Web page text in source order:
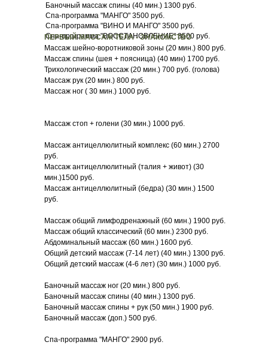
Баночный массаж спины (40 мин.) 1300 руб.
Спа-программа "МАНГО" 3500 руб.
Спа-программа "ВИНО И МАНГО" 3500 руб.
Спа-программа "ВОССТАНОВЛЕНИЕ" 3500 руб.
ПЕРВЫЙ МАССАЖ ТЕЛА - ЗНАКОМСТВО
Массаж шейно-воротниковой зоны (20 мин.) 800 руб.
Массаж спины (шея + поясница) (40 мин) 1700 руб.
Трихологический массаж (20 мин.) 700 руб. (голова)
Массаж рук (20 мин.) 800 руб.
Массаж ног ( 30 мин.) 1000 руб.
Массаж стоп + голени (30 мин.) 1000 руб.
Массаж антицеллюлитный комплекс (60 мин.) 2700
руб.
Массаж антицеллюлитный (талия + живот) (30
мин.)1500 руб.
Массаж антицеллюлитный (бедра) (30 мин.) 1500
руб.
Массаж общий лимфодренажный (60 мин.) 1900 руб.
Массаж общий классический (60 мин.) 2300 руб.
Абдоминальный массаж (60 мин.) 1600 руб.
Общий детский массаж (7-14 лет) (40 мин.) 1300 руб.
Общий детский массаж (4-6 лет) (30 мин.) 1000 руб.
Баночный массаж ног (20 мин.) 800 руб.
Баночный массаж спины (40 мин.) 1300 руб.
Баночный массаж спины + рук (50 мин.) 1900 руб.
Баночный массаж (доп.) 500 руб.
Спа-программа "МАНГО" 2900 руб.